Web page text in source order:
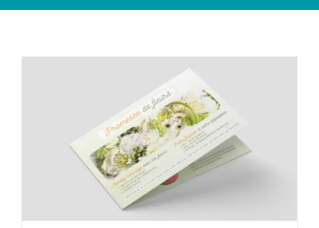
Communication d’un Fleuriste à
Ollioules, Var : valoriser un marché
ciblé
Communication des entreprises